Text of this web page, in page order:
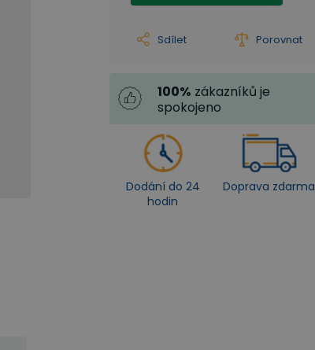
Sdílet Porovnat
100% zákazníků je
spokojeno
Dodání do 24
hodin
Doprava zdarma